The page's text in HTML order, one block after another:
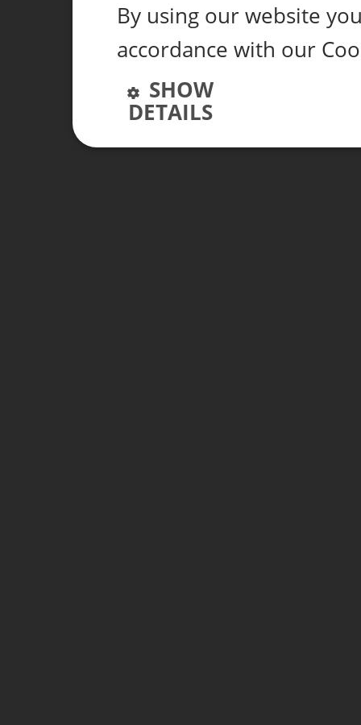
By using our website
accordance with our
SHOW
DETAILS